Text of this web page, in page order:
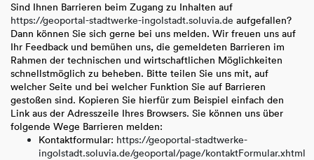
Sind Ihnen Barrieren beim Zugang zu Inhalten auf
https://geoportal-stadtwerke-ingolstadt.soluvia.de aufgefallen?
Dann können Sie sich gerne bei uns melden. Wir freuen uns auf
Ihr Feedback und bemühen uns, die gemeldeten Barrieren im
Rahmen der technischen und wirtschaftlichen Möglichkeiten
schnellstmöglich zu beheben. Bitte teilen Sie uns mit, auf
welcher Seite und bei welcher Funktion Sie auf Barrieren
gestoßen sind. Kopieren Sie hierfür zum Beispiel einfach den
Link aus der Adresszeile Ihres Browsers. Sie können uns über
folgende Wege Barrieren melden:
Kontaktformular: https://geoportal-stadtwerke-
ingolstadt.soluvia.de/geoportal/page/kontaktFormular.xhtml